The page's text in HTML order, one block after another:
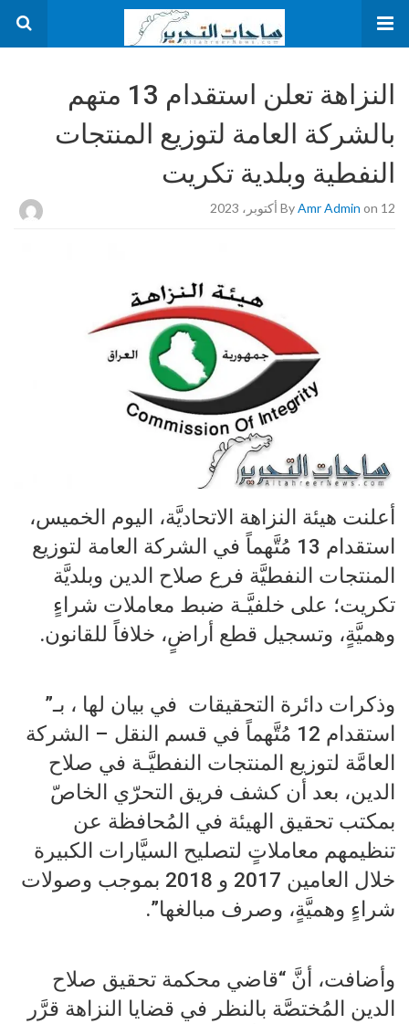
النزاهة تعلن استقدام 13 متهم
بالشركة العامة لتوزيع المنتجات
النفطية وبلدية تكريت
ByAmr Admin on 12 أكتوبر، 2023
أعلنت هيئة النزاهة الاتحاديَّة، اليوم الخميس،
استقدام 13 مُتَّهماً في الشركة العامة لتوزيع
المنتجات النفطيَّة فرع صلاح الدين وبلديَّة
تكريت؛ على خلفيَّـة ضبط معاملات شراءٍ
وهميَّةٍ، وتسجيل قطع أراضٍ، خلافاً للقانون.
وذكرات دائرة التحقيقات في بيان لها ، بـ”
استقدام 12 مُتَّهماً في قسم النقل – الشركة
العامَّة لتوزيع المنتجات النفطيَّـة في صلاح
الدين، بعد أن كشف فريق التحرّي الخاصّ
بمكتب تحقيق الهيئة في المُحافظة عن
تنظيمهم معاملاتٍ لتصليح السيَّارات الكبيرة
خلال العامين 2017 و 2018 بموجب وصولات
شراءٍ وهميَّةٍ، وصرف مبالغها”.
وأضافت، أنَّ “قاضي محكمة تحقيق صلاح
الدين المُختصَّة بالنظر في قضايا النزاهة قرَّر